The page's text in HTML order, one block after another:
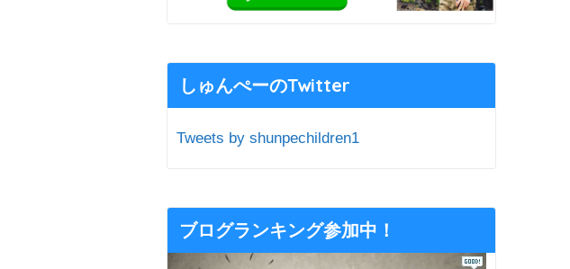
しゅんぺーのTwitter
Tweets by shunpechildren1
ブログランキング参加中！